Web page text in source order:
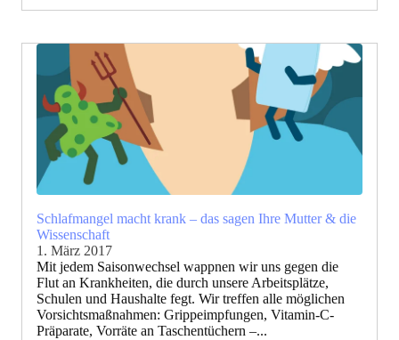
Schlafmangel macht krank – das sagen Ihre Mutter & die
Wissenschaft
1. März 2017
Mit jedem Saisonwechsel wappnen wir uns gegen die
Flut an Krankheiten, die durch unsere Arbeitsplätze,
Schulen und Haushalte fegt. Wir treffen alle möglichen
Vorsichtsmaßnahmen: Grippeimpfungen, Vitamin-C-
Präparate, Vorräte an Taschentüchern –...